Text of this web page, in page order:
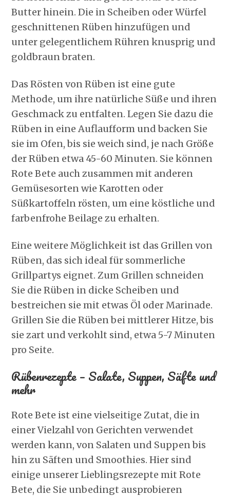
Butter hinein. Die in Scheiben oder Würfel
geschnittenen Rüben hinzufügen und
unter gelegentlichem Rühren knusprig und
goldbraun braten.
Das Rösten von Rüben ist eine gute
Methode, um ihre natürliche Süße und ihren
Geschmack zu entfalten. Legen Sie dazu die
Rüben in eine Auflaufform und backen Sie
sie im Ofen, bis sie weich sind, je nach Größe
der Rüben etwa 45-60 Minuten. Sie können
Rote Bete auch zusammen mit anderen
Gemüsesorten wie Karotten oder
Süßkartoffeln rösten, um eine köstliche und
farbenfrohe Beilage zu erhalten.
Eine weitere Möglichkeit ist das Grillen von
Rüben, das sich ideal für sommerliche
Grillpartys eignet. Zum Grillen schneiden
Sie die Rüben in dicke Scheiben und
bestreichen sie mit etwas Öl oder Marinade.
Grillen Sie die Rüben bei mittlerer Hitze, bis
sie zart und verkohlt sind, etwa 5-7 Minuten
pro Seite.
Rübenrezepte – Salate, Suppen, Säfte und
mehr
Rote Bete ist eine vielseitige Zutat, die in
einer Vielzahl von Gerichten verwendet
werden kann, von Salaten und Suppen bis
hin zu Säften und Smoothies. Hier sind
einige unserer Lieblingsrezepte mit Rote
Bete, die Sie unbedingt ausprobieren